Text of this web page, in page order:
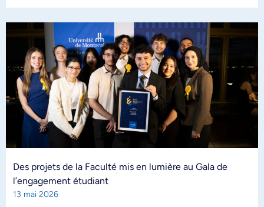
Des projets de la Faculté mis en lumière au Gala de
l’engagement étudiant
13 mai 2026